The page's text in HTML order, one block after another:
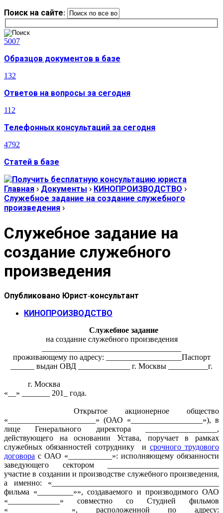
Поиск на сайте:
5007
Образцов документов в базе
132
Ответов на вопросы за сегодня
112
Телефонных консультаций за сегодня
4792
Статей в базе
Главная › Документы › КИНОПРОИЗВОДСТВО ›
Служебное задание на создание служебного
произведения ›
Служебное задание на
создание служебного
произведения
Опубликовано Юрист-консультант
КИНОПРОИЗВОДСТВО
Служебное задание
на создание служебного произведения
проживающему по адресу: ___________________Паспорт
______ выдан ОВД _____________ г. Москвы __________г.
г. Москва
«__» _______ 201_ года.
Открытое акционерное общество
«______________________» (ОАО «__________________»), в
лице Генерального директора __________________,
действующего на основании Устава, поручает в рамках
служебных обязанностей сотруднику и срочного трудового
договора с ОАО «___________»: исполняющему обязанности
заведующего сектором ____________________________
участие в создании и производстве служебного произведения,
а именно: «__________________________________________
фильма «_________»», создаваемого и производимого ОАО
«_____________» совместно со Студией фильмов
«________________», расположенной по адресу: